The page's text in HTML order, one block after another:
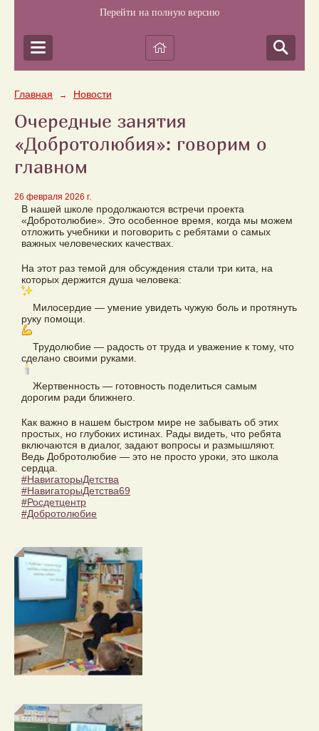
Перейти на полную версию
Главная → Новости
Очередные занятия
«Добротолюбия»: говорим о
главном
26 февраля 2026 г.
В нашей школе продолжаются встречи проекта
«Добротолюбие». Это особенное время, когда мы можем
отложить учебники и поговорить с ребятами о самых
важных человеческих качествах.
На этот раз темой для обсуждения стали три кита, на
которых держится душа человека:
Милосердие — умение увидеть чужую боль и протянуть
руку помощи.
Трудолюбие — радость от труда и уважение к тому, что
сделано своими руками.
Жертвенность — готовность поделиться самым
дорогим ради ближнего.
Как важно в нашем быстром мире не забывать об этих
простых, но глубоких истинах. Рады видеть, что ребята
включаются в диалог, задают вопросы и размышляют.
Ведь Добротолюбие — это не просто уроки, это школа
сердца.
#НавигаторыДетства
#НавигаторыДетства69
#Росдетцентр
#Добротолюбие